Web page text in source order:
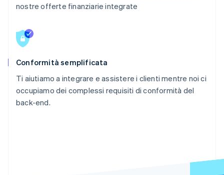
nostre offerte finanziarie integrate
Conformità semplificata
Ti aiutiamo a integrare e assistere i clienti mentre noi ci
occupiamo dei complessi requisiti di conformità del
back-end.